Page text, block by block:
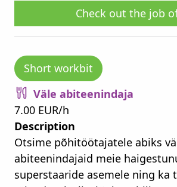
Check out the job
Short workbit
Väle abiteenindaja
7.00 EUR/h
Description
Otsime põhitöötajatele abiks
abiteenindajaid meie
superstaaride asemele ning ka